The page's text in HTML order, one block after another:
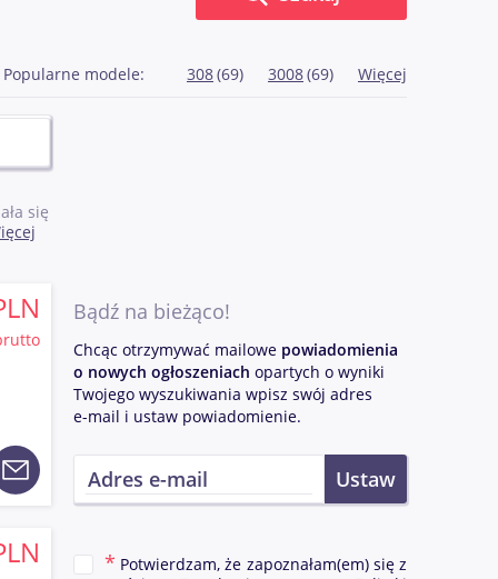
Popularne modele: 308(69) 3008(69) Więcej
się
na
roku
Bądź na bieżąco!
Chcąc otrzymywać mailowe powiadomienia
o nowych ogłoszeniach opartych o wyniki
Twojego wyszukiwania wpisz swój adres
e-mail i ustaw powiadomienie.
Potwierdzam, że zapoznałam(em) się z